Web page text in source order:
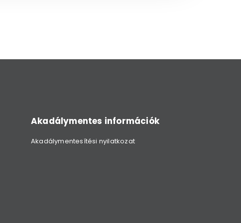
Akadálymentes információk
Akadálymentesítési nyilatkozat